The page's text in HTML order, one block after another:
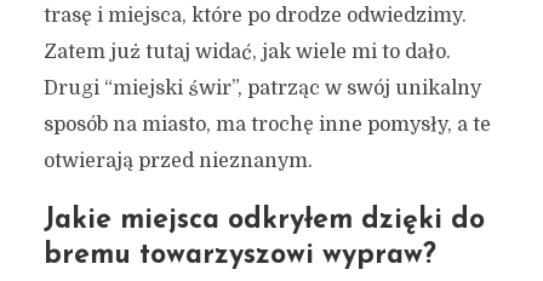
trasę i miejsca, które po drodze odwiedzimy.
Zatem już tutaj widać, jak wiele mi to dało.
Drugi “miejski świr”, patrząc w swój unikalny
sposób na miasto, ma trochę inne pomysły, a te
otwierają przed nieznanym.
Jakie miejsca odkryłem dzięki do
bremu towarzyszowi wypraw?